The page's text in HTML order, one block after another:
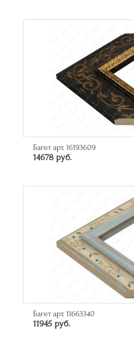
Багет арт. 16193609
14678 руб.
Багет арт. 11663340
11945 руб.